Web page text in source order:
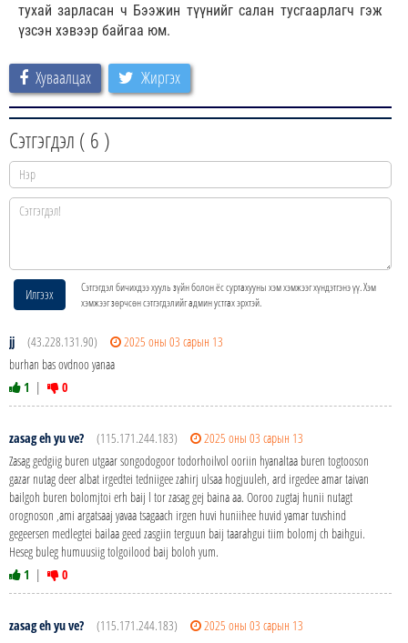
тухай зарласан ч Бээжин түүнийг салан тусгаарлагч гэж
үзсэн хэвээр байгаа юм.
Хуваалцах Жиргэх
Сэтгэгдэл ( 6 )
Илгээх
Сэтгэгдэл бичихдээ хууль зүйн болон ёс суртахууны хэм хэмжээг хүндэтгэнэ үү. Хэм
хэмжээг зөрчсөн сэтгэгдэлийг админ устгах эрхтэй.
jj (43.228.131.90)
2025 оны 03 сарын 13
burhan bas ovdnoo yanaa
1 | 0
zasag eh yu ve? (115.171.244.183)
2025 оны 03 сарын 13
Zasag gedgiig buren utgaar songodogoor todorhoilvol ooriin hyanaltaa buren togtooson
gazar nutag deer albat irgedtei tedniigee zahirj ulsaa hogjuuleh, ard irgedee amar taivan
bailgoh buren bolomjtoi erh baij l tor zasag gej baina aa. Ooroo zugtaj hunii nutagt
orognoson ,ami argatsaaj yavaa tsagaach irgen huvi huniihee huvid yamar tuvshind
gegeersen medlegtei bailaa geed zasgiin terguun baij taarahgui tiim bolomj ch baihgui.
Heseg buleg humuusiig tolgoilood baij boloh yum.
1 | 0
zasag eh yu ve? (115.171.244.183)
2025 оны 03 сарын 13